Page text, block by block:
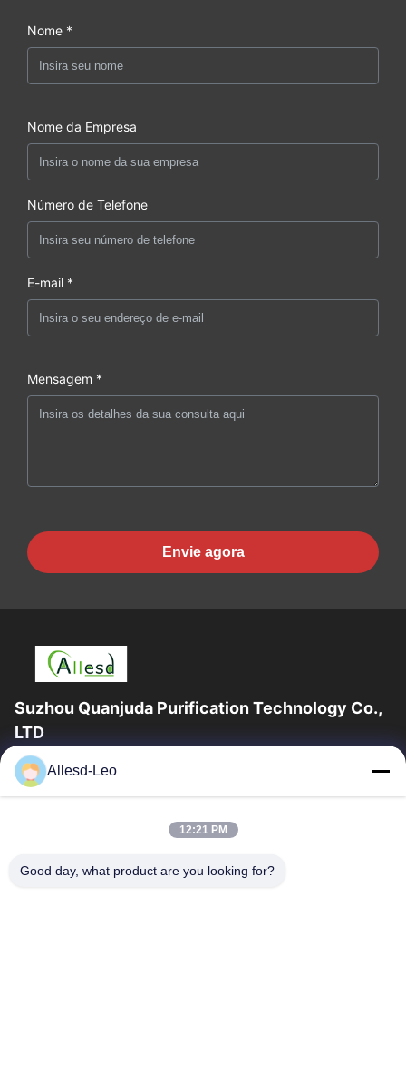
Nome *
Nome da Empresa
Número de Telefone
E-mail *
Mensagem *
Envie agora
Suzhou Quanjuda Purification Technology Co.,
LTD
a experiência 16years, como um fabricante e um exportador
principais de ESD & produtos da sala de limpeza, nós
Casa
Produtos
Allesd-Leo
12:21 PM
Good day, what product are you looking for?